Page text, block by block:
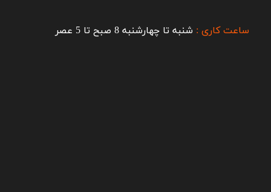
ساعت کاری : شنبه تا چهارشنبه 8 صبح تا 5 عصر